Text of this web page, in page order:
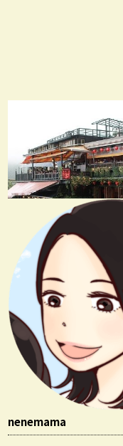
nenemama